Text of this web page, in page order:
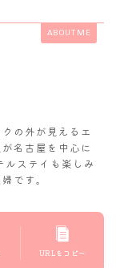
ABOUT ME
の外が見えるエ
名古屋を中心に
ステイも楽しみ
です。
URLをコピー